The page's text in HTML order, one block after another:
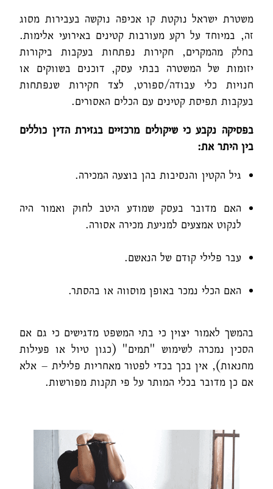
משטרת ישראל נוקטת קו אכיפה נוקשה בעבירות מסוג
זה, במיוחד על רקע מעורבות קטינים באירועי אלימות.
בחלק מהמקרים, חקירות נפתחות בעקבות ביקורות
יזומות של המשטרה בבתי עסק, דוכנים בשווקים או
חנויות כלי עבודה/ספורט, לצד חקירות שנפתחות
בעקבות תפיסת קטינים עם הכלים האסורים.
בפסיקה נקבע כי שיקולים מרכזיים בגזירת הדין כוללים
בין היתר את:
גיל הקטין והנסיבות בהן בוצעה המכירה.
האם מדובר בעסק שמודע היטב לחוק ואמור היה
לנקוט אמצעים למניעת מכירה אסורה.
עבר פלילי קודם של הנאשם.
האם הכלי נמכר באופן מוסווה או בהסתר.
בהמשך לאמור יצוין כי בתי המשפט מדגישים כי גם אם
הסכין נמכרה לשימוש "תמים" (כגון טיול או פעילות
מחנאות), אין בכך בכדי לפטור מאחריות פלילית – אלא
אם כן מדובר בכלי המותר על פי תקנות מפורשות.